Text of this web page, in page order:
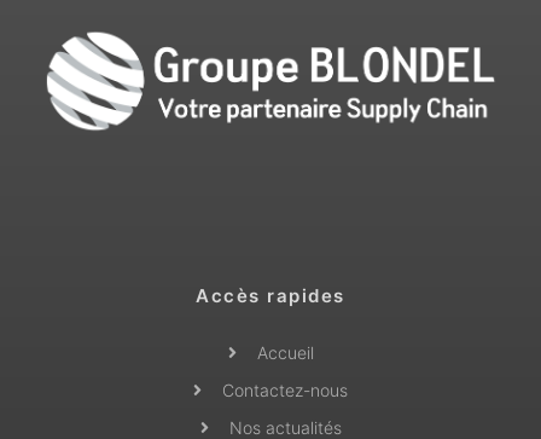
Accès rapides
Accueil
Contactez-nous
Nos actualités